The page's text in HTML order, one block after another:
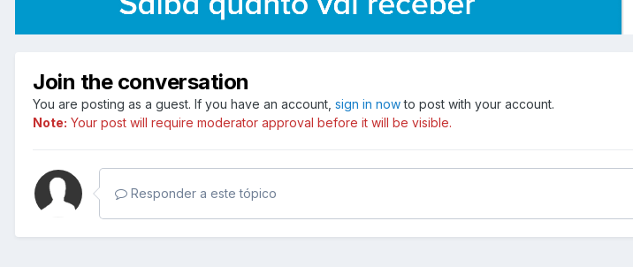
Join the conversation
You are posting as a guest. If you have an account, sign in nowto post with your account.
Note: Your post will require moderator approval before it will be visible.
Responder a este tópico